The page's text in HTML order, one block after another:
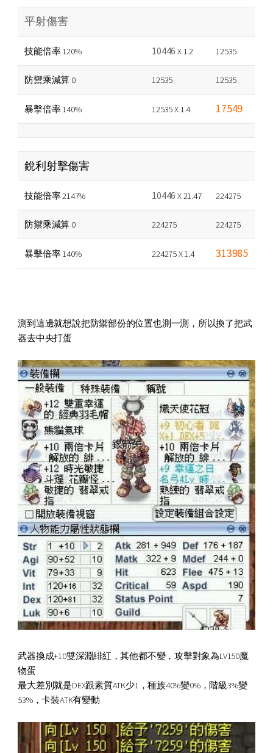
平射傷害
技能倍率 120% 10446 X 1.2 12535
防禦乘減算 0 12535 12535
暴擊倍率 140% 12535 X 1.4 17549
銳利射擊傷害
技能倍率 2147% 10446 X 21.47 224275
防禦乘減算 0 224275 224275
暴擊倍率 140% 224275 X 1.4 313985
測到這邊就想說把防禦部份的位置也測一測，所以換了把武
器去中央打蛋
武器換成+10雙深淵緋紅，其他都不變，攻擊對象為LV150魔
物蛋
最大差別就是DEX跟素質ATK少1，種族40%變0%，階級3%變
53%，卡裝ATK有變動